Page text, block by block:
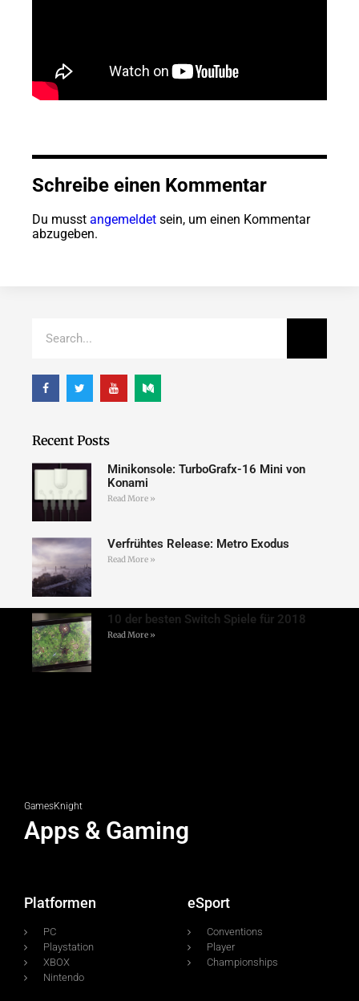
Schreibe einen Kommentar
Du musst angemeldet sein, um einen Kommentar
abzugeben.
Recent Posts
Minikonsole: TurboGrafx-16 Mini von
Konami
Read More »
Verfrühtes Release: Metro Exodus
Read More »
10 der besten Switch Spiele für 2018
Read More »
GamesKnight
Apps & Gaming
Platformen
PC
Playstation
XBOX
Nintendo
eSport
Conventions
Player
Championships